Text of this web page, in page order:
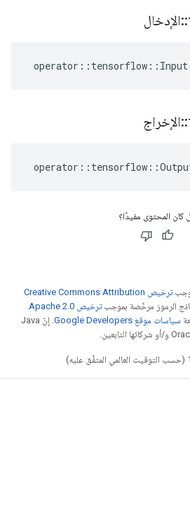
::الإدخال
operator :: tensorflow :: Input
::الإخراج
operator :: tensorflow ::
كان المحتوى مفيدًا؟
ترخيص Creative Commons Attribution
الرموز مرخّصة بموجبترخيص Apache 2.0‏
.
سياسات موقع Google Developers‏
. إنّ Java